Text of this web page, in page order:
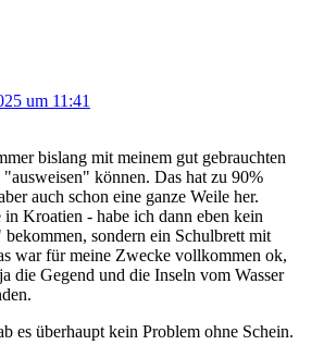
um 11:41
bislang mit meinem gut gebrauchten
"ausweisen" können. Das hat zu 90%
auch schon eine ganze Weile her.
Kroatien - habe ich dann eben kein
sondern ein Schulbrett mit
war für meine Zwecke vollkommen ok,
die Gegend und die Inseln vom Wasser
es überhaupt kein Problem ohne Schein.